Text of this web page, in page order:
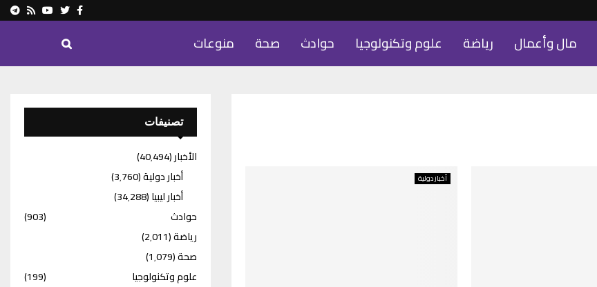
Facebook
Twitter
Youtube
Rss
مال وأعمال رياضة علوم وتكنولوجيا حوادث صحة منوعات
أخبار دولية
تصنيفات
الأخبار(40٬494)
أخبار دولية(3٬760)
أخبار ليبيا(34٬288)
حوادث
(903)
رياضة(2٬011)
صحة(1٬079)
علوم وتكنولوجيا
(199)